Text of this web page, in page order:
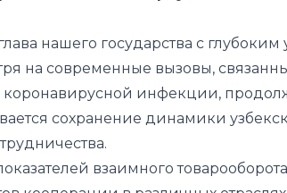
сохранение динамики
взаимного
кооперации в различных
совместных предприятий.
также особо отметил